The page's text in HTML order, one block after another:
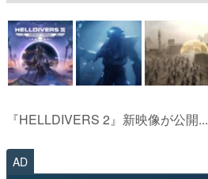
マンガ
女性向け
アプリレビュー
その他
電ファミニコゲーマーとは？
『HELLDIVERS 2』新映像が公開...
AD